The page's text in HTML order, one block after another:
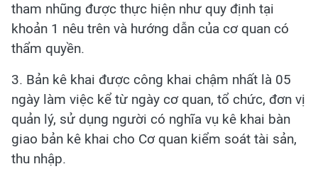
tham nhũng được thực hiện như quy định tại
khoản 1 nêu trên và hướng dẫn của cơ quan có
thẩm quyền.
3. Bản kê khai được công khai chậm nhất là 05
ngày làm việc kể từ ngày cơ quan, tổ chức, đơn vị
quản lý, sử dụng người có nghĩa vụ kê khai bàn
giao bản kê khai cho Cơ quan kiểm soát tài sản,
thu nhập.